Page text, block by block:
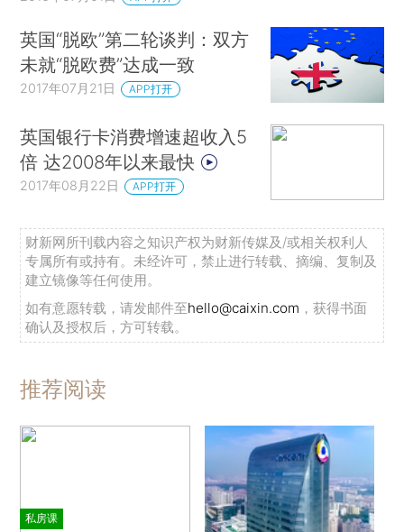
英国“脱欧”第二轮谈判：双方
未就“脱欧费”达成一致
2017年07月21日 APP打开
英国银行卡消费增速超收入5
倍 达2008年以来最快
2017年08月22日 APP打开
财新网所刊载内容之知识产权为财新传媒及/或相关权利人
专属所有或持有。未经许可，禁止进行转载、摘编、复制及
建立镜像等任何使用。
如有意愿转载，请发邮件至hello@caixin.com ，获得书面
确认及授权后，方可转载。
推荐阅读
私房课